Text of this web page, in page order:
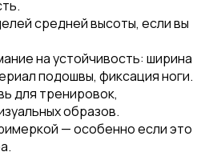
средней высоты, если вы
на устойчивость: ширина
подошвы, фиксация ноги.
для тренировок,
образов.
— особенно если это